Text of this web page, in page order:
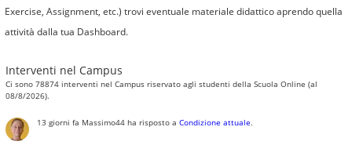
Exercise, Assignment, etc.) trovi eventuale materiale didattico aprendo quella
attività dalla tua Dashboard.
Interventi nel Campus
Ci sono 78874 interventi nel Campus riservato agli studenti della Scuola Online (al
08/8/2026).
13 giorni fa Massimo44ha risposto a Condizione attuale.